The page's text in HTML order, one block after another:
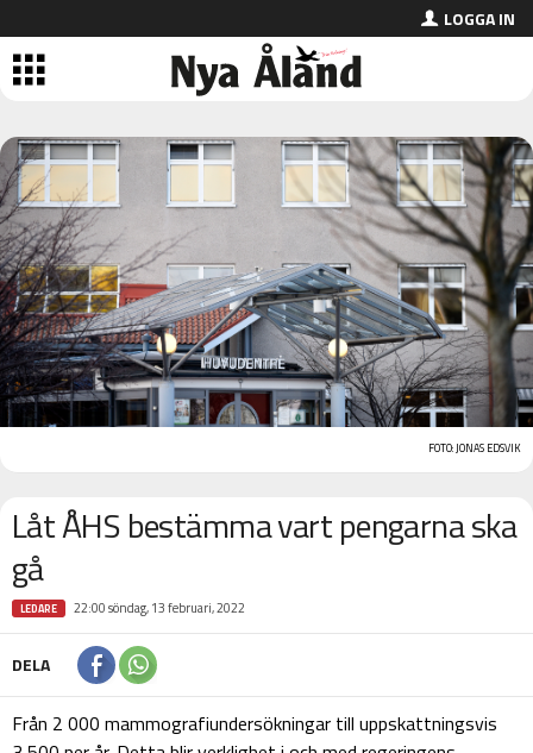
LOGGA IN
FOTO: JONAS EDSVIK
Låt ÅHS bestämma vart pengarna ska
gå
LEDARE 22:00 söndag, 13 februari, 2022
DELA
Från 2 000 mammografiundersökningar till uppskattningsvis